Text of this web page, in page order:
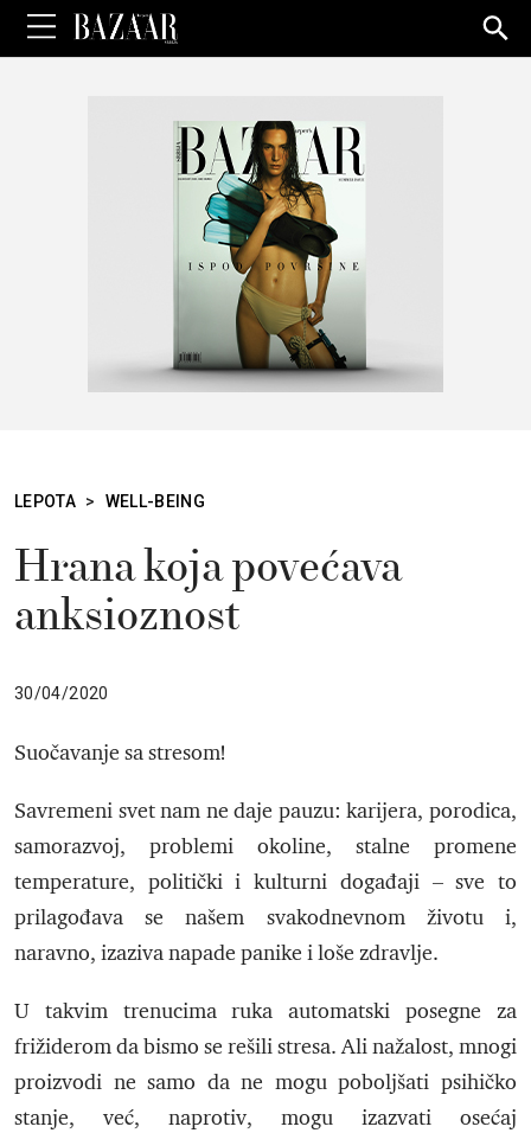
for:
LEPOTA > WELL-BEING
Hrana koja povećava
anksioznost
30/04/2020
Suočavanje sa stresom!
Savremeni svet nam ne daje pauzu: karijera, porodica,
samorazvoj, problemi okoline, stalne promene
temperature, politički i kulturni događaji – sve to
prilagođava se našem svakodnevnom životu i,
naravno, izaziva napade panike i loše zdravlje.
U takvim trenucima ruka automatski posegne za
frižiderom da bismo se rešili stresa. Ali nažalost, mnogi
proizvodi ne samo da ne mogu poboljšati psihičko
stanje, već, naprotiv, mogu izazvati osećaj